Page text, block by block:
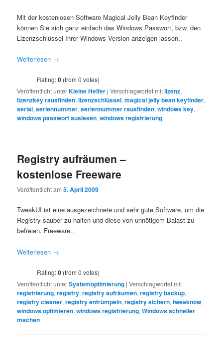
Mit der kostenlosen Software Magical Jelly Bean Keyfinder
können Sie sich ganz einfach das Windows Passwort, bzw. den
Lizenzschlüssel Ihrer Windows Version anzeigen lassen..
Weiterlesen →
Rating:0 (from 0 votes)
Veröffentlicht unterKleine Helfer |Verschlagwortet mitlizenz,
lizenzkey rausfinden,lizenzschlüssel,magical jelly bean keyfinder,
serial,seriennummer,seriennummer rausfinden,windows key,
windows passwort auslesen,windows registrierung
Registry aufräumen –
kostenlose Freeware
Veröffentlicht am5. April 2009
TweakUI ist eine ausgezeichnete und sehr gute Software, um die
Registry sauber zu halten und diese von unnötigem Balast zu
befreien. Freeware..
Weiterlesen →
Rating:0 (from 0 votes)
Veröffentlicht unterSystemoptimierung |Verschlagwortet mit
registrierung,registry,registry aufräumen,registry backup,
registry cleaner,registry entrümpeln,registry sichern,tweaknow,
windows optimieren,windows registrierung,Windows schneller
machen